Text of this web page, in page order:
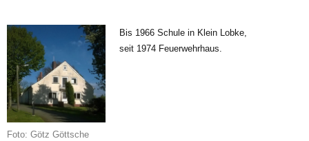
Foto: Götz Göttsche
Bis 1966 Schule in Klein Lobke,
seit 1974 Feuerwehrhaus.